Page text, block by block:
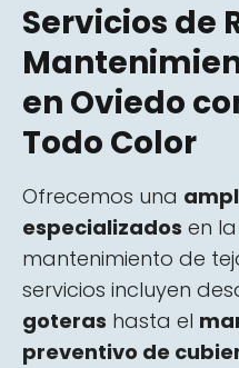
Servicios de
en Oviedo
Todo Color
Ofrecemos una
especializados en
mantenimiento de
servicios incluyen
goteras hasta el
preventivo de